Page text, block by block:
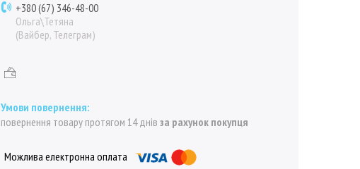
+380 (67) 346-48-00
Ольга\Тетяна
(Вайбер, Телеграм)
повернення товару протягом 14 днів за рахунок покупця